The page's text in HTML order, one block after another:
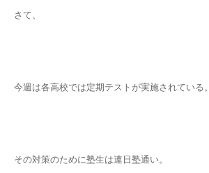
さて、
今週は各高校では定期テストが実施されている。
その対策のために塾生は連日塾通い。